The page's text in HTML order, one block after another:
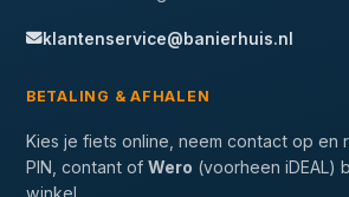
klantenservice@banierhuis.nl
BETALING & AFHALEN
Kies je fiets online, neem contact op en
PIN, contant of Wero (voorheen iDEAL)
winkel.